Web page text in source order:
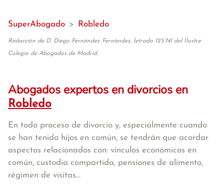
SuperAbogado > Robledo
Redacción de D. Diego Fernández Fernández, letrado 125.741 del Ilustre
Colegio de Abogados de Madrid.
Abogados expertos en divorcios en
Robledo
En todo proceso de divorcio y, especialmente cuando
se han tenido hijos en común, se tendrán que acordar
aspectos relacionados con: vínculos económicos en
común, custodia compartida, pensiones de alimento,
régimen de visitas...